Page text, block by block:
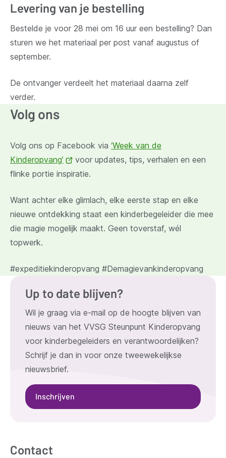
Levering van je bestelling
Bestelde je voor 28 mei om 16 uur een bestelling? Dan
sturen we het materiaal per post vanaf augustus of
september.
De ontvanger verdeelt het materiaal daarna zelf
verder.
Volg ons
Volg ons op Facebook via ‘Week van de
Kinderopvang’
(opent
nieuw
voor updates, tips, verhalen en een
flinke portie inspiratie.
Want achter elke glimlach, elke eerste stap en elke
nieuwe ontdekking staat een kinderbegeleider die mee
die magie mogelijk maakt. Geen toverstaf, wél
topwerk.
#expeditiekinderopvang #Demagievankinderopvang
Up to date blijven?
Wil je graag via e-mail op de hoogte blijven van
nieuws van het VVSG Steunpunt Kinderopvang
voor kinderbegeleiders en verantwoordelijken?
Schrijf je dan in voor onze tweewekelijkse
nieuwsbrief.
Inschrijven
Contact